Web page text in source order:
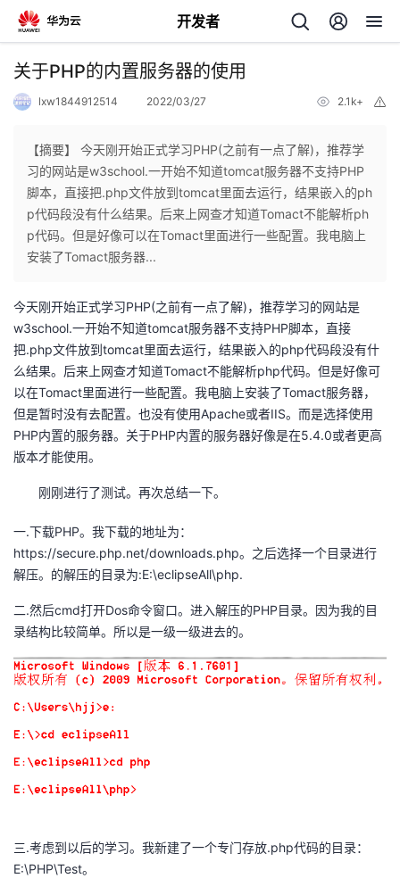
开发者
返
个
人
主
页
我
的
开
发
者
博
客
的
论
我
的
子
我
直
播
的
活
我
的
我
发
Programs
的
关于PHP的内置服务器的使用
lxw1844912514 2022/03/27 2.1k+
【摘要】 今天刚开始正式学习PHP(之前有一点了解)，推荐学
习的网站是w3school.一开始不知道tomcat服务器不支持PHP
脚本，直接把.php文件放到tomcat里面去运行，结果嵌入的ph
p代码段没有什么结果。后来上网查才知道Tomact不能解析ph
p代码。但是好像可以在Tomact里面进行一些配置。我电脑上
安装了Tomact服务器...
今天刚开始正式学习PHP(之前有一点了解)，推荐学习的网站是
w3school.一开始不知道tomcat服务器不支持PHP脚本，直接
把.php文件放到tomcat里面去运行，结果嵌入的php代码段没有什
么结果。后来上网查才知道Tomact不能解析php代码。但是好像可
以在Tomact里面进行一些配置。我电脑上安装了Tomact服务器，
但是暂时没有去配置。也没有使用Apache或者IIS。而是选择使用
PHP内置的服务器。关于PHP内置的服务器好像是在5.4.0或者更高
版本才能使用。
刚刚进行了测试。再次总结一下。
一.下载PHP。我下载的地址为：
https://secure.php.net/downloads.php。之后选择一个目录进行
解压。的解压的目录为:E:\eclipseAll\php.
二.然后cmd打开Dos命令窗口。进入解压的PHP目录。因为我的目
录结构比较简单。所以是一级一级进去的。
三.考虑到以后的学习。我新建了一个专门存放.php代码的目录：
E:\PHP\Test。